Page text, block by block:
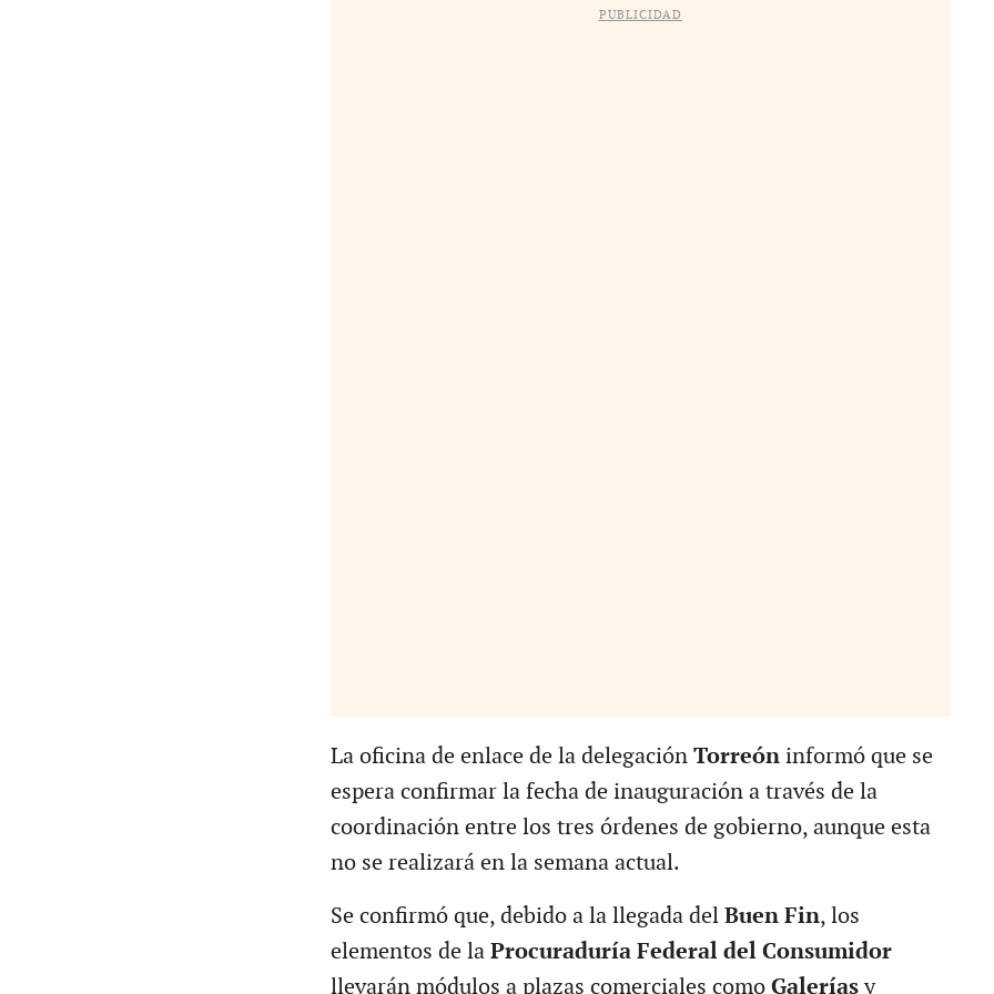
PUBLICIDAD
La oficina de enlace de la delegación Torreón informó que se
espera confirmar la fecha de inauguración a través de la
coordinación entre los tres órdenes de gobierno, aunque esta
no se realizará en la semana actual.
Se confirmó que, debido a la llegada delBuen Fin, los
elementos de la Procuraduría Federal del Consumidor
llevarán módulos a plazas comerciales como Galeríasy